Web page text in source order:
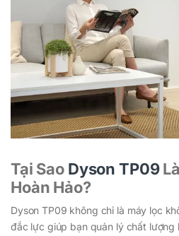
Tại Sao Dyson TP09
Hoàn Hảo?
Dyson TP09 không chỉ là máy lọc
đắc lực giúp bạn quản lý chất lượng